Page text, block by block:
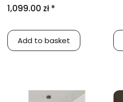
1,099.00 zł *
Add to basket